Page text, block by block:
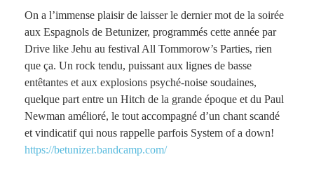
On a l’immense plaisir de laisser le dernier mot de la soirée
aux Espagnols de Betunizer, programmés cette année par
Drive like Jehu au festival All Tommorow’s Parties, rien
que ça. Un rock tendu, puissant aux lignes de basse
entêtantes et aux explosions psyché-noise soudaines,
quelque part entre un Hitch de la grande époque et du Paul
Newman amélioré, le tout accompagné d’un chant scandé
et vindicatif qui nous rappelle parfois System of a down!
https://betunizer.bandcamp.com/